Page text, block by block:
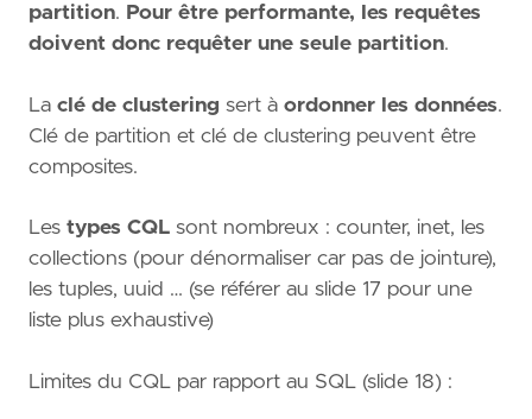
partition. Pour être performante, les requêtes
doivent donc requêter une seule partition.
La clé de clustering sert à ordonner les données.
Clé de partition et clé de clustering peuvent être
composites.
Les types CQL sont nombreux : counter, inet, les
collections (pour dénormaliser car pas de jointure),
les tuples, uuid … (se référer au slide 17 pour une
liste plus exhaustive)
Limites du CQL par rapport au SQL (slide 18) :